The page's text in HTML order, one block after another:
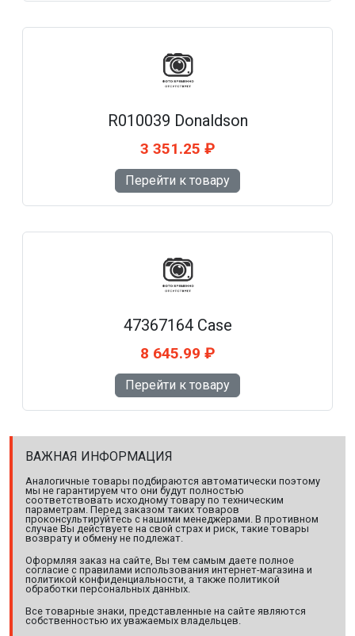
R010039 Donaldson
3 351.25 ₽
Перейти к товару
47367164 Case
8 645.99 ₽
Перейти к товару
ВАЖНАЯ ИНФОРМАЦИЯ
Аналогичные товары подбираются автоматически поэтому
мы не гарантируем что они будут полностью
соответствовать исходному товару по техническим
параметрам. Перед заказом таких товаров
проконсультируйтесь с нашими менеджерами. В противном
случае Вы действуете на свой страх и риск, такие товары
возврату и обмену не подлежат.
Оформляя заказ на сайте, Вы тем самым даете полное
согласие с правилами использования интернет-магазина и
политикой конфиденциальности, а также политикой
обработки персональных данных.
Все товарные знаки, представленные на сайте являются
собственностью их уважаемых владельцев.